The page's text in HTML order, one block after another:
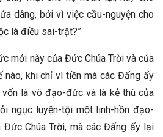
dâng, bởi vì việc cầu-nguyện cho
là điều sai-trật?”
mới này của Đức Chúa Trời và của
nào, khi chỉ vì tiền mà các Đấng ấy
là vô đạo-đức và là kẻ thù của
ngục luyện-tội một linh-hồn đạo-
Chúa Trời, mà các Đấng ấy lại